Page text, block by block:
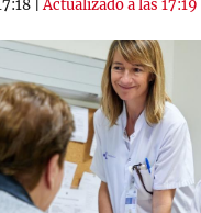
|Actualizado a las 17:19